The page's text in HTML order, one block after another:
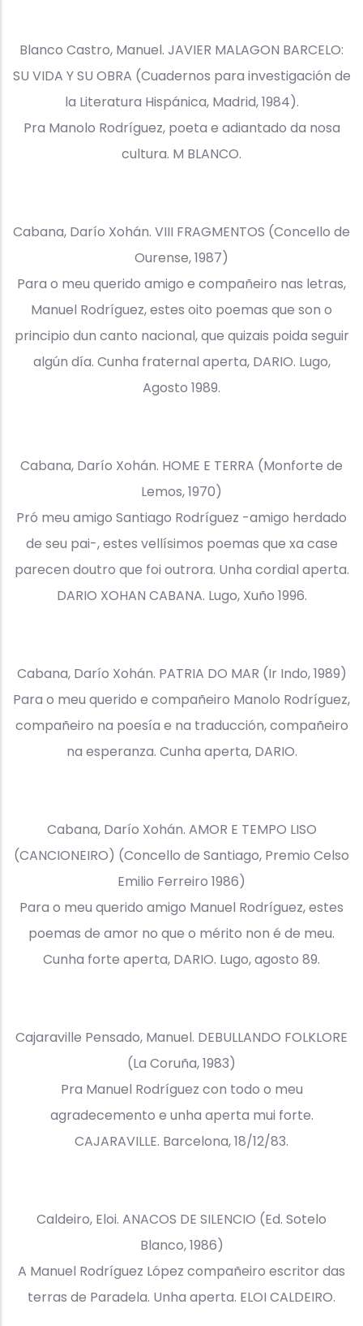
Blanco Castro, Manuel. JAVIER MALAGON BARCELO:
SU VIDA Y SU OBRA (Cuadernos para investigación de
la Literatura Hispánica, Madrid, 1984).
Pra Manolo Rodríguez, poeta e adiantado da nosa
cultura. M BLANCO.
Cabana, Darío Xohán. VIII FRAGMENTOS (Concello de
Ourense, 1987)
Para o meu querido amigo e compañeiro nas letras,
Manuel Rodríguez, estes oito poemas que son o
principio dun canto nacional, que quizais poida seguir
algún día. Cunha fraternal aperta, DARIO. Lugo,
Agosto 1989.
Cabana, Darío Xohán. HOME E TERRA (Monforte de
Lemos, 1970)
Pró meu amigo Santiago Rodríguez -amigo herdado
de seu pai-, estes vellísimos poemas que xa case
parecen doutro que foi outrora. Unha cordial aperta.
DARIO XOHAN CABANA. Lugo, Xuño 1996.
Cabana, Darío Xohán. PATRIA DO MAR (Ir Indo, 1989)
Para o meu querido e compañeiro Manolo Rodríguez,
compañeiro na poesía e na traducción, compañeiro
na esperanza. Cunha aperta, DARIO.
Cabana, Darío Xohán. AMOR E TEMPO LISO
(CANCIONEIRO) (Concello de Santiago, Premio Celso
Emilio Ferreiro 1986)
Para o meu querido amigo Manuel Rodríguez, estes
poemas de amor no que o mérito non é de meu.
Cunha forte aperta, DARIO. Lugo, agosto 89.
Cajaraville Pensado, Manuel. DEBULLANDO FOLKLORE
(La Coruña, 1983)
Pra Manuel Rodríguez con todo o meu
agradecemento e unha aperta mui forte.
CAJARAVILLE. Barcelona, 18/12/83.
Caldeiro, Eloi. ANACOS DE SILENCIO (Ed. Sotelo
Blanco, 1986)
A Manuel Rodríguez López compañeiro escritor das
terras de Paradela. Unha aperta. ELOI CALDEIRO.